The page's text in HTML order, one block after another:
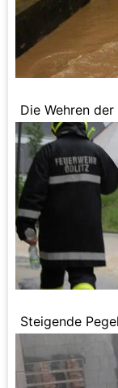
Die Wehren
Minuten war
Steigende
Piesting und